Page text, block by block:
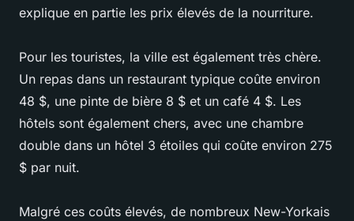
explique en partie les prix élevés de la nourriture.
Pour les touristes, la ville est également très chère.
Un repas dans un restaurant typique coûte environ
48 $, une pinte de bière 8 $ et un café 4 $. Les
hôtels sont également chers, avec une chambre
double dans un hôtel 3 étoiles qui coûte environ 275
$ par nuit.
Malgré ces coûts élevés, de nombreux New-Yorkais